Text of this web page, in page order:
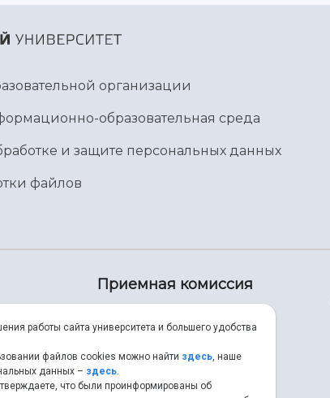
организации
образовательная среда
и защите персональных данных
файлов
Приемная комиссия
8 (846) 267-48-67
priem@ssau.ru
работы сайта университета и большего удобства
файлов cookies можно найти здесь, наше
данных – здесь.
что были проинформированы об